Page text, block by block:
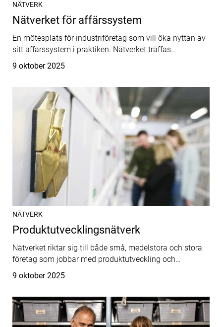
NÄTVERK
Nätverket för affärssystem
En mötesplats för industriföretag som vill öka nyttan av
sitt affärssystem i praktiken. Nätverket träffas…
Publicerat
9 oktober 2025
NÄTVERK
Produktutvecklingsnätverk
Nätverket riktar sig till både små, medelstora och stora
företag som jobbar med produktutveckling och…
Publicerat
9 oktober 2025